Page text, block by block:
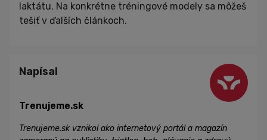
laktátu. Na konkrétne tréningové modely sa môžeš
tešiť v ďalších článkoch.
Napísal
Trenujeme.sk
Trenujeme.sk vznikol ako internetový portál a magazín